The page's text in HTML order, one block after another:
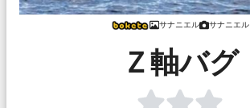
サナニエル サナニエル
Ｚ軸バグ